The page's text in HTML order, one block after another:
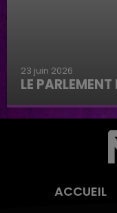
23 juin 2026
LE
Le parlement
ACCUEIL